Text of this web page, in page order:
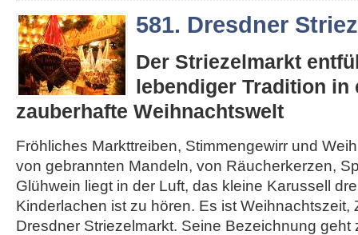
581. Dresdner
Der Striezelmarkt
lebendiger Tradition in
zauberhafte Weihnachtswelt
Fröhliches Markttreiben, Stimmengewirr und
von gebrannten Mandeln, von Räucherkerzen,
Glühwein liegt in der Luft, das kleine Karussell
Kinderlachen ist zu hören. Es ist Weihnachtszeit,
Dresdner Striezelmarkt. Seine Bezeichnung